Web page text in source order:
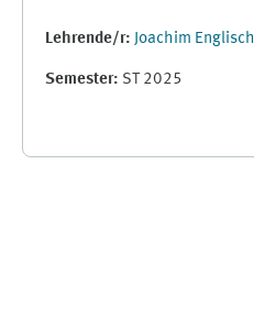
Lehrende/r: Joachim Englisch
Semester: ST 2025